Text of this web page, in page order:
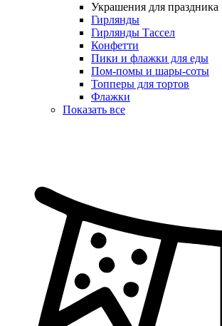
Украшения для праздника
Гирлянды
Гирлянды Тассел
Конфетти
Пики и флажки для еды
Пом-помы и шары-соты
Топперы для тортов
Флажки
Показать все